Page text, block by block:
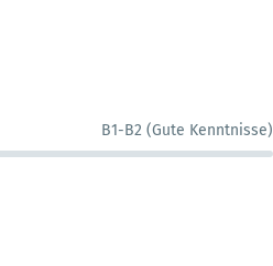
B1-B2 (Gute Kenntnisse)